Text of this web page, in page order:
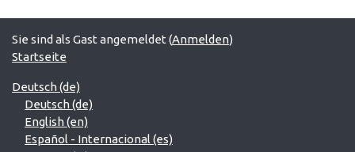
Sie sind als Gast angemeldet (Anmelden)
Startseite
Deutsch ‎(de)‎
Deutsch ‎(de)‎
English ‎(en)‎
Español - Internacional ‎(es)‎